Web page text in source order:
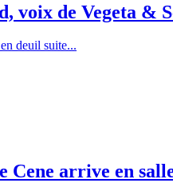
voix de Vegeta &
deuil suite...
Cene arrive en